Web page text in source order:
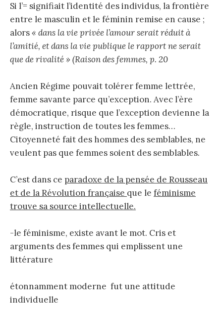
Si l’= signifiait l’identité des individus, la frontière
entre le masculin et le féminin remise en cause ;
alors« dans la vie privée l’amour serait réduit à
l’amitié, et dans la vie publique le rapport ne serait
que de rivalité » (Raison des femmes, p. 20
Ancien Régime pouvait tolérer femme lettrée,
femme savante parce qu’exception. Avec l’ère
démocratique, risque que l’exception devienne la
règle, instruction de toutes les femmes…
Citoyenneté fait des hommes des semblables, ne
veulent pas que femmes soient des semblables.
C’est dans ce paradoxe de la pensée de Rousseau
et de la Révolution française que le féminisme
trouve sa source intellectuelle.
-le féminisme, existe avant le mot. Cris et
arguments des femmes qui emplissent une
littérature
étonnamment moderne fut une attitude
individuelle